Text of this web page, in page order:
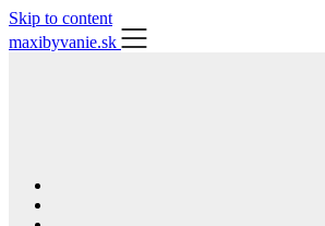
Skip to content
maxibyvanie.sk